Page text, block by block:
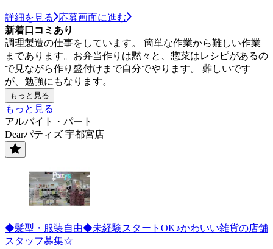
詳細を見る
応募画面に進む
新着口コミあり
調理製造の仕事をしています。 簡単な作業から難しい作業
まであります。お弁当作りは黙々と、惣菜はレシピがあるの
で見ながら作り盛付けまで自分でやります。 難しいです
が、勉強にもなります。
もっと見る
もっと見る
アルバイト・パート
Dearパティズ 宇都宮店
◆髪型・服装自由◆未経験スタートOK♪かわいい雑貨の店舗
スタッフ募集☆